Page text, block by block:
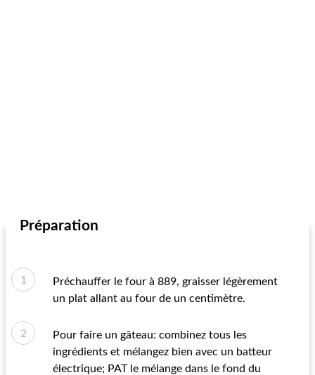
Préparation
Préchauffer le four à 889, graisser légèrement
un plat allant au four de un centimètre.
Pour faire un gâteau: combinez tous les
ingrédients et mélangez bien avec un batteur
électrique; PAT le mélange dans le fond du